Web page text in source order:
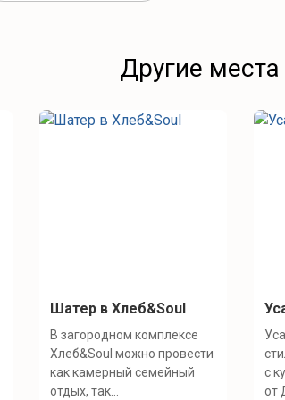
Другие
Шатер в Хлеб&Soul
В загородном комплексе
Хлеб&Soul можно провести
как камерный семейный
отдых, так...
с
от